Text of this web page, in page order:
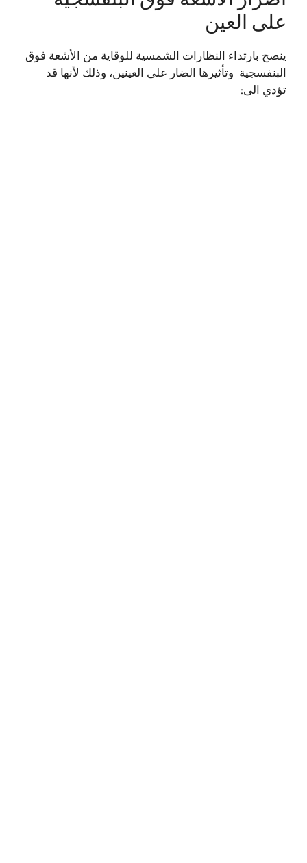
على العين
ينصح بارتداء النظارات الشمسية للوقاية من الأشعة فوق
البنفسجية وتأثيرها الضار على العينين، وذلك لأنها قد
تؤدي الى: